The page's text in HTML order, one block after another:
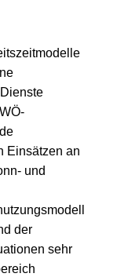
Einsätzen an
und
der
sehr